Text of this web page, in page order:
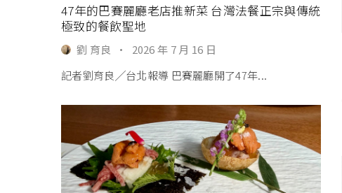
47年的巴賽麗廳老店推新菜 台灣法餐正宗與傳統
極致的餐飲聖地
劉 育良 ·
2026 年 7 月 16 日
記者劉育良╱台北報導 巴賽麗廳開了47年...